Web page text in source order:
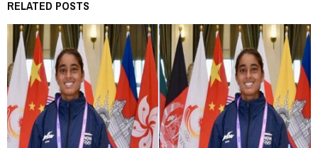
RELATED POSTS